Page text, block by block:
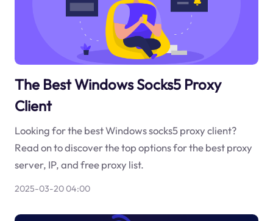
The Best Windows Socks5 Proxy
Client
Looking for the best Windows socks5 proxy client?
Read on to discover the top options for the best proxy
server, IP, and free proxy list.
2025-03-20 04:00